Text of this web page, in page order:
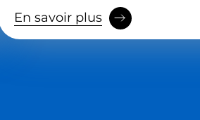
En savoir plus